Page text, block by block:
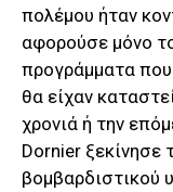
πολέμου ήταν
αφορούσε μόνο
προγράμματα
θα είχαν
χρονιά ή την
Dornier ξεκίνησε
βομβαρδιστικού